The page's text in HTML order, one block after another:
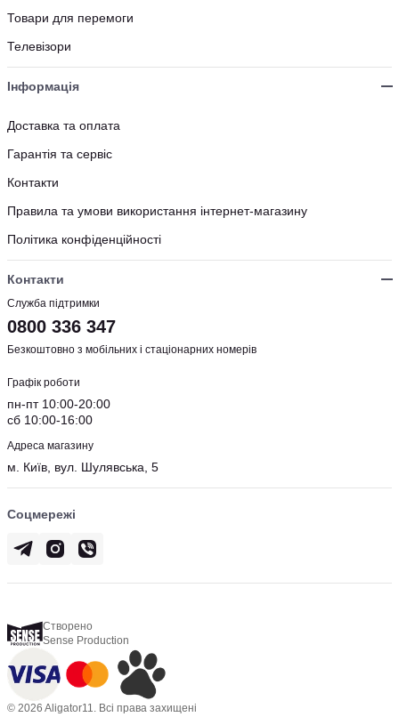
Товари для перемоги
Телевізори
Інформація
Доставка та оплата
Гарантія та сервіс
Контакти
Правила та умови використання інтернет-магазину
Політика конфіденційності
Контакти
Служба підтримки
0800 336 347
Безкоштовно з мобільних і стаціонарних номерів
Графік роботи
пн-пт 10:00-20:00
сб 10:00-16:00
Адреса магазину
м. Київ, вул. Шулявська, 5
Соцмережі
Створено
Sense Production
© 2026 Aligator11. Всі права захищені